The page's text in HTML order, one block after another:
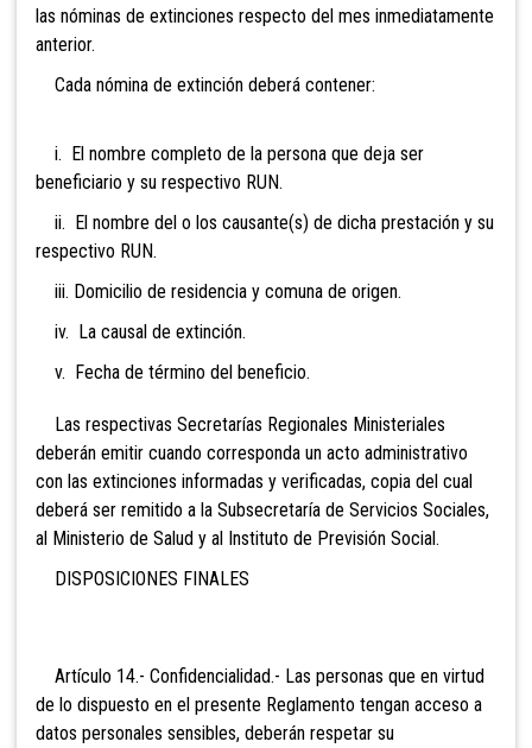
las nóminas de extinciones respecto del mes inmediatamente
anterior.
Cada nómina de extinción deberá contener:
i. El nombre completo de la persona que deja ser
beneficiario y su respectivo RUN.
ii. El nombre del o los causante(s) de dicha prestación y su
respectivo RUN.
iii. Domicilio de residencia y comuna de origen.
iv. La causal de extinción.
v. Fecha de término del beneficio.
Las respectivas Secretarías Regionales Ministeriales
deberán emitir cuando corresponda un acto administrativo
con las extinciones informadas y verificadas, copia del cual
deberá ser remitido a la Subsecretaría de Servicios Sociales,
al Ministerio de Salud y al Instituto de Previsión Social.
DISPOSICIONES FINALES
Artículo 14.- Confidencialidad.- Las personas que en virtud
de lo dispuesto en el presente Reglamento tengan acceso a
datos personales sensibles, deberán respetar su